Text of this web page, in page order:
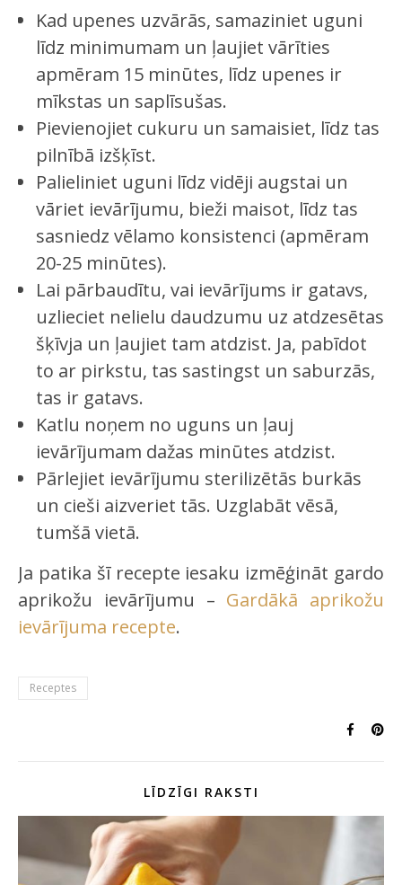
Kad upenes uzvārās, samaziniet uguni
līdz minimumam un ļaujiet vārīties
apmēram 15 minūtes, līdz upenes ir
mīkstas un saplīsušas.
Pievienojiet cukuru un samaisiet, līdz tas
pilnībā izšķīst.
Palieliniet uguni līdz vidēji augstai un
vāriet ievārījumu, bieži maisot, līdz tas
sasniedz vēlamo konsistenci (apmēram
20-25 minūtes).
Lai pārbaudītu, vai ievārījums ir gatavs,
uzlieciet nelielu daudzumu uz atdzesētas
šķīvja un ļaujiet tam atdzist. Ja, pabīdot
to ar pirkstu, tas sastingst un saburzās,
tas ir gatavs.
Katlu noņem no uguns un ļauj
ievārījumam dažas minūtes atdzist.
Pārlejiet ievārījumu sterilizētās burkās
un cieši aizveriet tās. Uzglabāt vēsā,
tumšā vietā.
Ja patika šī recepte iesaku izmēģināt gardo
aprikožu ievārījumu – Gardākā aprikožu
ievārījuma recepte.
Receptes
LĪDZĪGI RAKSTI